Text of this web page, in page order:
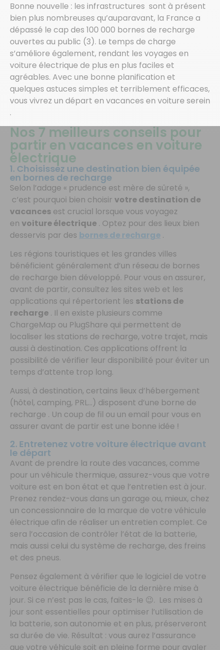
Bonne nouvelle : les infrastructures sont à présent
bien plus nombreuses qu’auparavant, la France a
dépassé le cap des 100 000 bornes de recharge
ouvertes au public (3). Le temps de charge
s’améliore également, rendant les voyages en
voiture électrique de plus en plus faciles et
agréables. Avec une bonne planification et
quelques astuces simples et terriblement efficaces,
vous vivrez un départ en vacances en voiture serein
.
Nos 7 meilleurs conseils pour
partir en vacances en voiture
électrique
1. Choisissez une destination bien équipée
en bornes de recharge
Selon l’adage « prudence est mère de sûreté »,
c’est pourquoi bien choisir votre destination de
vacances est crucial lorsque vous voyagez
en voiture électrique . Optez pour des lieux bien
desservis par des bornes de recharge .
Les régions touristiques et les grandes villes
bénéficient généralement d’un réseau de bornes
de recharge bien développé. Pour vous en assurer,
avant de partir, consultez les sites web et les
applications qui répertorient les stations de
recharge . Il en existe plusieurs comme
ChargeMap ou PlugShare qui permettent de
localiser les stations de recharge, votre trajet, mais
aussi à destination. Ces applications offrent la
possibilité de vérifier leur disponibilité pour éviter un
temps d’attente trop long.
Aussi, à destination, certains lieux d’hébergement
(hôtel, camping, PRL…) disposent d’une borne de
recharge . Un coup de fil ou un email pour vous en
assurer avant de partir est une bonne idée !
2. Entretenez votre voiture électrique avant
le départ
Avant de prendre la route des vacances, comme
pour un véhicule thermique, assurez-vous que votre
voiture est en bon état et que l’entretien est à jour.
Prenez rendez-vous dans un garage ou, mieux, chez
un concessionnaire de la marque de votre véhicule
électrique afin de réaliser un entretien complet. Ce
sera l’occasion de contrôler l’état de la batterie,
mais aussi celui du système de recharge, des freins
et des pneus.
Pensez également à vérifier que le logiciel de votre
voiture électrique bénéficie de la dernière mise à
jour. Si ce n’est pas le cas, faites-le 😉. Les mises à
jour sont essentielles pour optimiser l’utilisation de
la batterie, son autonomie et en plus, préserveront
sa durée de vie. Résultat : vous aurez l’assurance
que votre véhicule soit en pleine forme pour avaler